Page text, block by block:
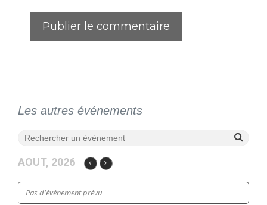
Les autres événements
AOUT, 2026
Pas d'événement prévu